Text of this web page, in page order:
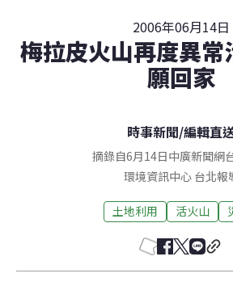
2006年06月14日
梅拉皮火山再度異常
願回家
時事新聞/編輯直
摘錄自6月14日中廣新聞網
環境資訊中心 台北報
土地利用 活火山